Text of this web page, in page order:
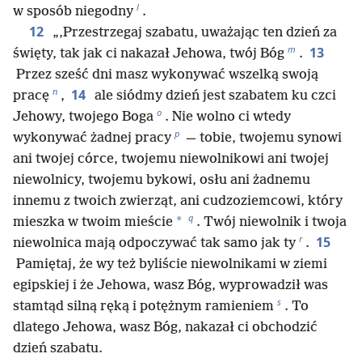
w sposób niegodny l .
12
„‚Przestrzegaj szabatu, uważając ten dzień za
święty, tak jak ci nakazał Jehowa, twój Bóg m . 13
Przez sześć dni masz wykonywać wszelką swoją
pracę n , 14 ale siódmy dzień jest szabatem ku czci
Jehowy, twojego Boga o . Nie wolno ci wtedy
wykonywać żadnej pracy p — tobie, twojemu synowi
ani twojej córce, twojemu niewolnikowi ani twojej
niewolnicy, twojemu bykowi, osłu ani żadnemu
innemu z twoich zwierząt, ani cudzoziemcowi, który
mieszka w twoim mieście * q . Twój niewolnik i twoja
niewolnica mają odpoczywać tak samo jak ty r . 15
Pamiętaj, że wy też byliście niewolnikami w ziemi
egipskiej i że Jehowa, wasz Bóg, wyprowadził was
stamtąd silną ręką i potężnym ramieniem s . To
dlatego Jehowa, wasz Bóg, nakazał ci obchodzić
dzień szabatu.